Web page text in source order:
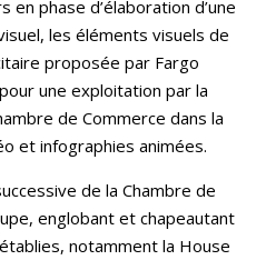
en phase d’élaboration d’une
les éléments visuels de
proposée par Fargo
une exploitation par la
de Commerce dans la
et infographies animées.
de la Chambre de
englobant et chapeautant
notamment la House